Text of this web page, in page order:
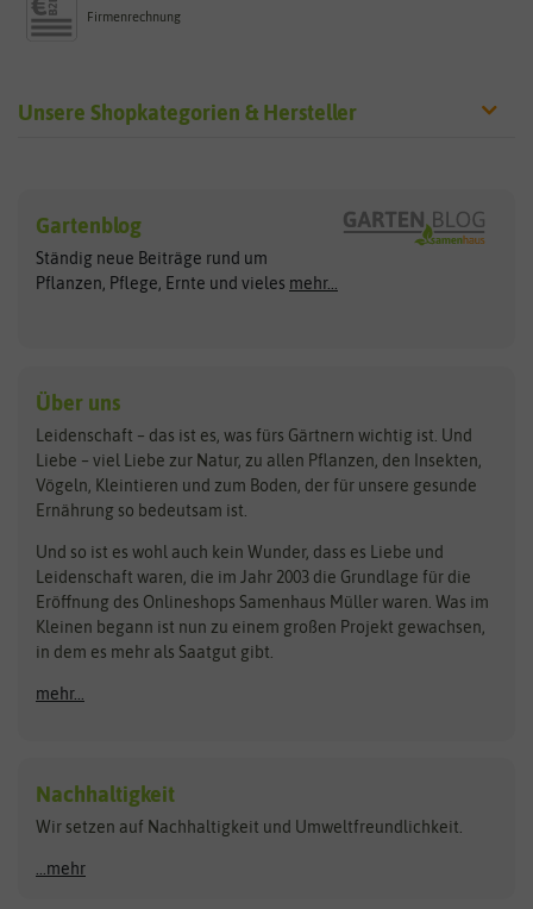
Firmenrechnung
Unsere Shopkategorien & Hersteller
Exotische Samen
Gemüsesamen
Gründünger
Kräutersamen
Obstsamen
Pilzbrut
Rasensamen
Steckzwiebeln
Zimmer & Kübelpflanzen
Kataloge
Schnäppchen
Anzucht & Gartenzubehör
Anzuchtschalen
Heizmatte & Heizkabel
Kokos-Quelltabletten
Zimmergewächshaus
Arche Noah
ASB Greenworld
Benary
Bingenheimer Saatgut
Bionana
BIOWOL
Blumicorn
Bûten Birds
Carl Pabst
Clever Pots
COMPO
Dürr-Samen
Feldsaaten Freudenberger
Fertil
Flora Elite
Florissa
Flortis
Hortitops
Gartenblog
Ständig neue Beiträge rund um
Pflanzen, Pflege, Ernte und vieles mehr...
Über uns
Leidenschaft – das ist es, was fürs Gärtnern wichtig ist. Und
Liebe – viel Liebe zur Natur, zu allen Pflanzen, den Insekten,
Vögeln, Kleintieren und zum Boden, der für unsere gesunde
Ernährung so bedeutsam ist.
Und so ist es wohl auch kein Wunder, dass es Liebe und
Leidenschaft waren, die im Jahr 2003 die Grundlage für die
Eröffnung des Onlineshops Samenhaus Müller waren. Was im
Kleinen begann ist nun zu einem großen Projekt gewachsen,
in dem es mehr als Saatgut gibt.
mehr...
Nachhaltigkeit
Wir setzen auf Nachhaltigkeit und Umweltfreundlichkeit.
...mehr